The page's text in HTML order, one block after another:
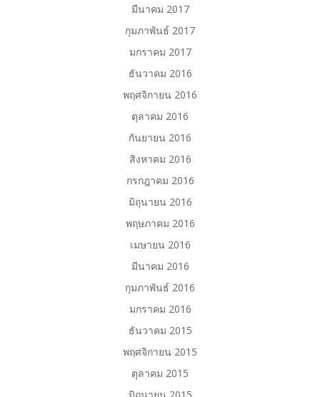
มีนาคม 2017
กุมภาพันธ์ 2017
มกราคม 2017
ธันวาคม 2016
พฤศจิกายน 2016
ตุลาคม 2016
กันยายน 2016
สิงหาคม 2016
กรกฎาคม 2016
มิถุนายน 2016
พฤษภาคม 2016
เมษายน 2016
มีนาคม 2016
กุมภาพันธ์ 2016
มกราคม 2016
ธันวาคม 2015
พฤศจิกายน 2015
ตุลาคม 2015